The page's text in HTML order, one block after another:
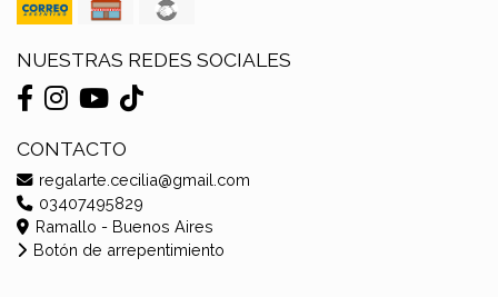
NUESTRAS REDES SOCIALES
CONTACTO
regalarte.cecilia@gmail.com
03407495829
Ramallo - Buenos Aires
Botón de arrepentimiento